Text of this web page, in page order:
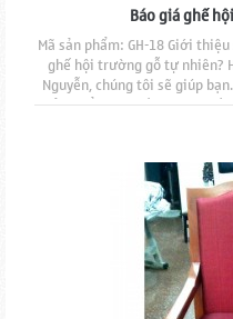
Báo giá ghế
Mã sản phẩm: GH-18 Giới
ghế hội trường gỗ tự nhiên?
Nguyễn, chúng tôi sẽ giúp
sản phẩm cao cấp được thiết
Gia Nguyễn, sản phẩm được